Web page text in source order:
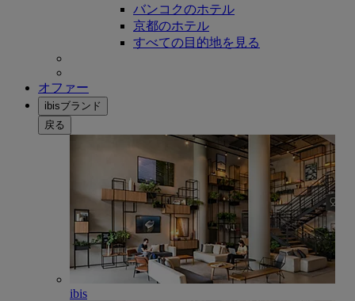
バンコクのホテル
京都のホテル
すべての目的地を見る
オファー
ibisブランド
戻る
ibis